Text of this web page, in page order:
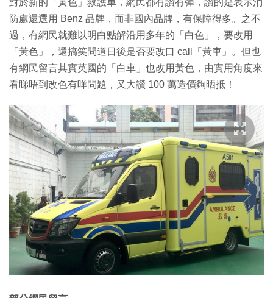
防處還選用 Benz 品牌，而非國內品牌，有保障得多。之不
過，有網民就難以明白點解沿用多年的「白色」，要改用
「黃色」，還搞笑問道日後是否要改口 call「黃車」。但也
有網民留言其實英國的「白車」也改用黃色，由實用角度來
看睇唔到改色有咩問題，又大讚 100 萬造價夠晒抵！